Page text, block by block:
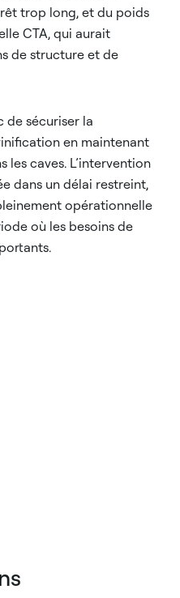
trop long, et du poids
CTA, qui aurait
de structure et de
de sécuriser la
en maintenant
les caves. L’intervention
dans un délai restreint,
opérationnelle
où les besoins de